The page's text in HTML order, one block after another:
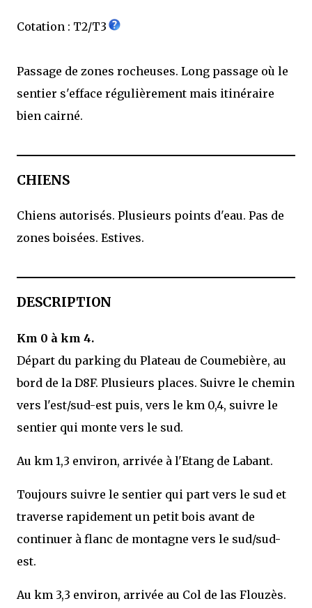
Cotation : T2/T3
Passage de zones rocheuses. Long passage où le
sentier s'efface régulièrement mais itinéraire
bien cairné.
CHIENS
Chiens autorisés. Plusieurs points d'eau. Pas de
zones boisées. Estives.
DESCRIPTION
Km 0 à km 4.
Départ du parking du Plateau de Coumebière, au
bord de la D8F. Plusieurs places. Suivre le chemin
vers l'est/sud-est puis, vers le km 0,4, suivre le
sentier qui monte vers le sud.
Au km 1,3 environ, arrivée à l'Etang de Labant.
Toujours suivre le sentier qui part vers le sud et
traverse rapidement un petit bois avant de
continuer à flanc de montagne vers le sud/sud-
est.
Au km 3,3 environ, arrivée au Col de las Flouzès.